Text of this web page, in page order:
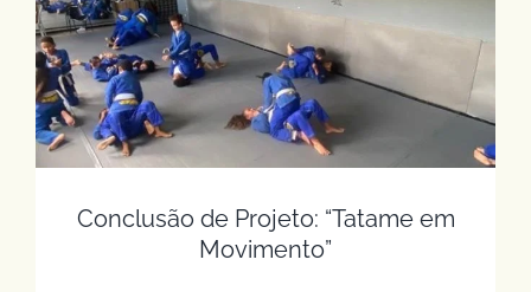
Conclusão de Projeto: “Tatame em
Movimento”
Conclusão de Projeto: “Tatame em
Movimento”